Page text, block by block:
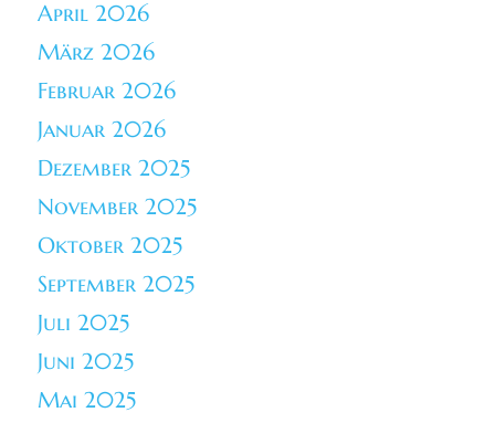
April 2026
März 2026
Februar 2026
Januar 2026
Dezember 2025
November 2025
Oktober 2025
September 2025
Juli 2025
Juni 2025
Mai 2025